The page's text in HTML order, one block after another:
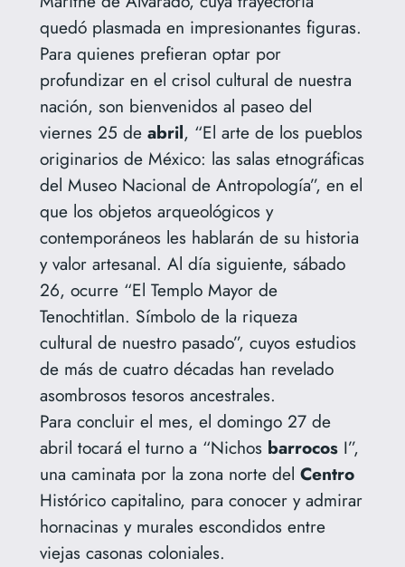
quedó plasmada en impresionantes figuras.
Para quienes prefieran optar por
profundizar en el crisol cultural de nuestra
nación, son bienvenidos al paseo del
viernes 25 de abril, “El arte de los pueblos
originarios de México: las salas etnográficas
del Museo Nacional de Antropología”, en el
que los objetos arqueológicos y
contemporáneos les hablarán de su historia
y valor artesanal. Al día siguiente, sábado
26, ocurre “El Templo Mayor de
Tenochtitlan. Símbolo de la riqueza
cultural de nuestro pasado”, cuyos estudios
de más de cuatro décadas han revelado
asombrosos tesoros ancestrales.
Para concluir el mes, el domingo 27 de
abril tocará el turno a “Nichos barrocosI”,
una caminata por la zona norte del Centro
Histórico capitalino, para conocer y admirar
hornacinas y murales escondidos entre
viejas casonas coloniales.